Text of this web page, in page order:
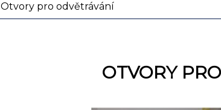
Otvory pro odvětrávání
OTVORY